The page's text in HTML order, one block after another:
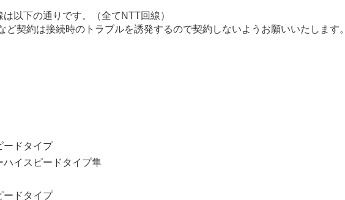
以下の通りです。（全てNTT回線）
契約は接続時のトラブルを誘発するので契約しないようお願いいたします。
ードタイプ
ハイスピードタイプ隼
ードタイプ